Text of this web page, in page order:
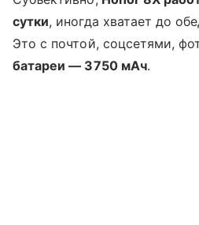
сутки, иногда хватает до
Это с почтой, соцсетями,
батареи — 3750 мАч.